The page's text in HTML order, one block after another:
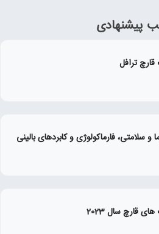
پیشنهادی
ترافل
و سلامتی، فارماکولوژی و کابردهای بالینی
قارچ سال 2023